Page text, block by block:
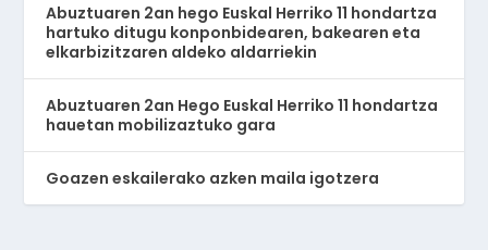
Abuztuaren 2an hego Euskal Herriko 11 hondartza
hartuko ditugu konponbidearen, bakearen eta
elkarbizitzaren aldeko aldarriekin
Abuztuaren 2an Hego Euskal Herriko 11 hondartza
hauetan mobilizaztuko gara
Goazen eskailerako azken maila igotzera